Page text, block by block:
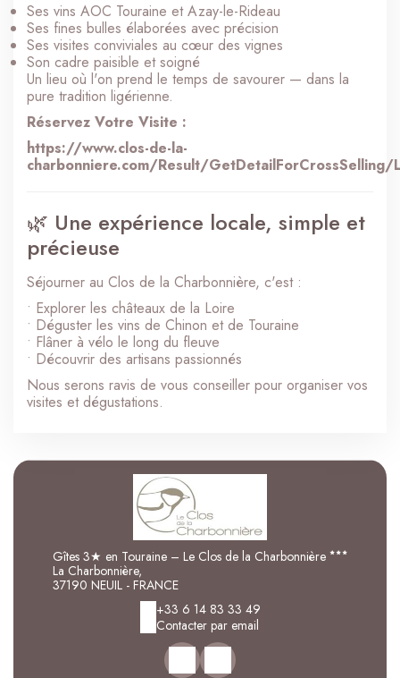
Ses vins AOC Touraine et Azay-le-Rideau
Ses fines bulles élaborées avec précision
Ses visites conviviales au cœur des vignes
Son cadre paisible et soigné
Un lieu où l'on prend le temps de savourer — dans la
pure tradition ligérienne.
Réservez Votre Visite :
https://www.clos-de-la-
charbonniere.com/Result/
🌿 Une expérience locale, simple et
précieuse
Séjourner au Clos de la Charbonnière, c'est :
• Explorer les châteaux de la Loire
• Déguster les vins de Chinon et de Touraine
• Flâner à vélo le long du fleuve
• Découvrir des artisans passionnés
Nous serons ravis de vous conseiller pour organiser vos
visites et dégustations.
Gîtes 3★ en Touraine – Le Clos de la Charbonnière
La Charbonnière,
37190 NEUIL - FRANCE
+33 6 14 83 33 49
Contacter par email